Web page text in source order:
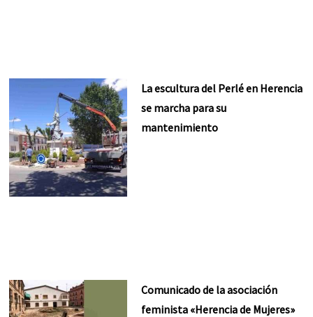
La escultura del Perlé en Herencia
se marcha para su
mantenimiento
Comunicado de la asociación
feminista «Herencia de Mujeres»